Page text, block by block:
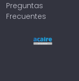
Preguntas
Frecuentes